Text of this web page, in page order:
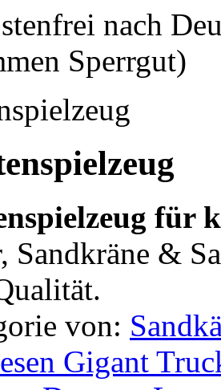
nach
Sperrgut)
für
Sandkräne &
von: